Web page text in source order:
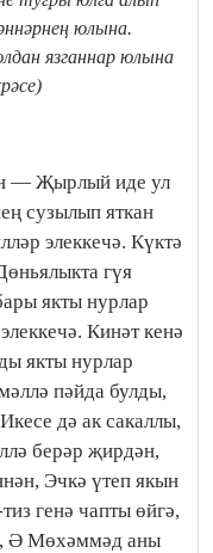
юлына.
язганнар юлына
— Җырлый иде ул
сузылып яткан
элеккечә. Күктә
гүя
якты нурлар
Кинәт кенә
якты нурлар
пәйда булды,
дә ак сакаллы,
берәр җирдән,
Эчкә үтеп якын
генә чапты өйгә,
Ә Мөхәммәд аны